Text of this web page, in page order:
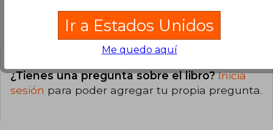
Preguntas y respuestas sobre el libro
¿Tienes una pregunta sobre el libro?Inicia
sesión para poder agregar tu propia pregunta.
Ir a Estados Unidos
Me quedo aquí